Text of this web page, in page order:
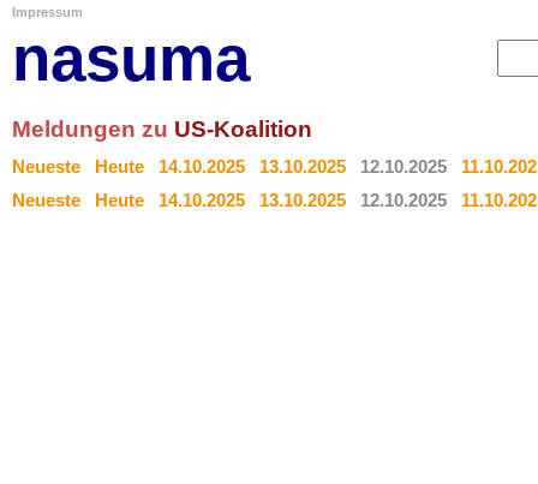
Impressum
nasuma
Meldungen zu US-Koalition
Neueste Heute 14.10.2025 13.10.2025 12.10.2025
Neueste
Heute 14.10.2025 13.10.2025 12.10.2025